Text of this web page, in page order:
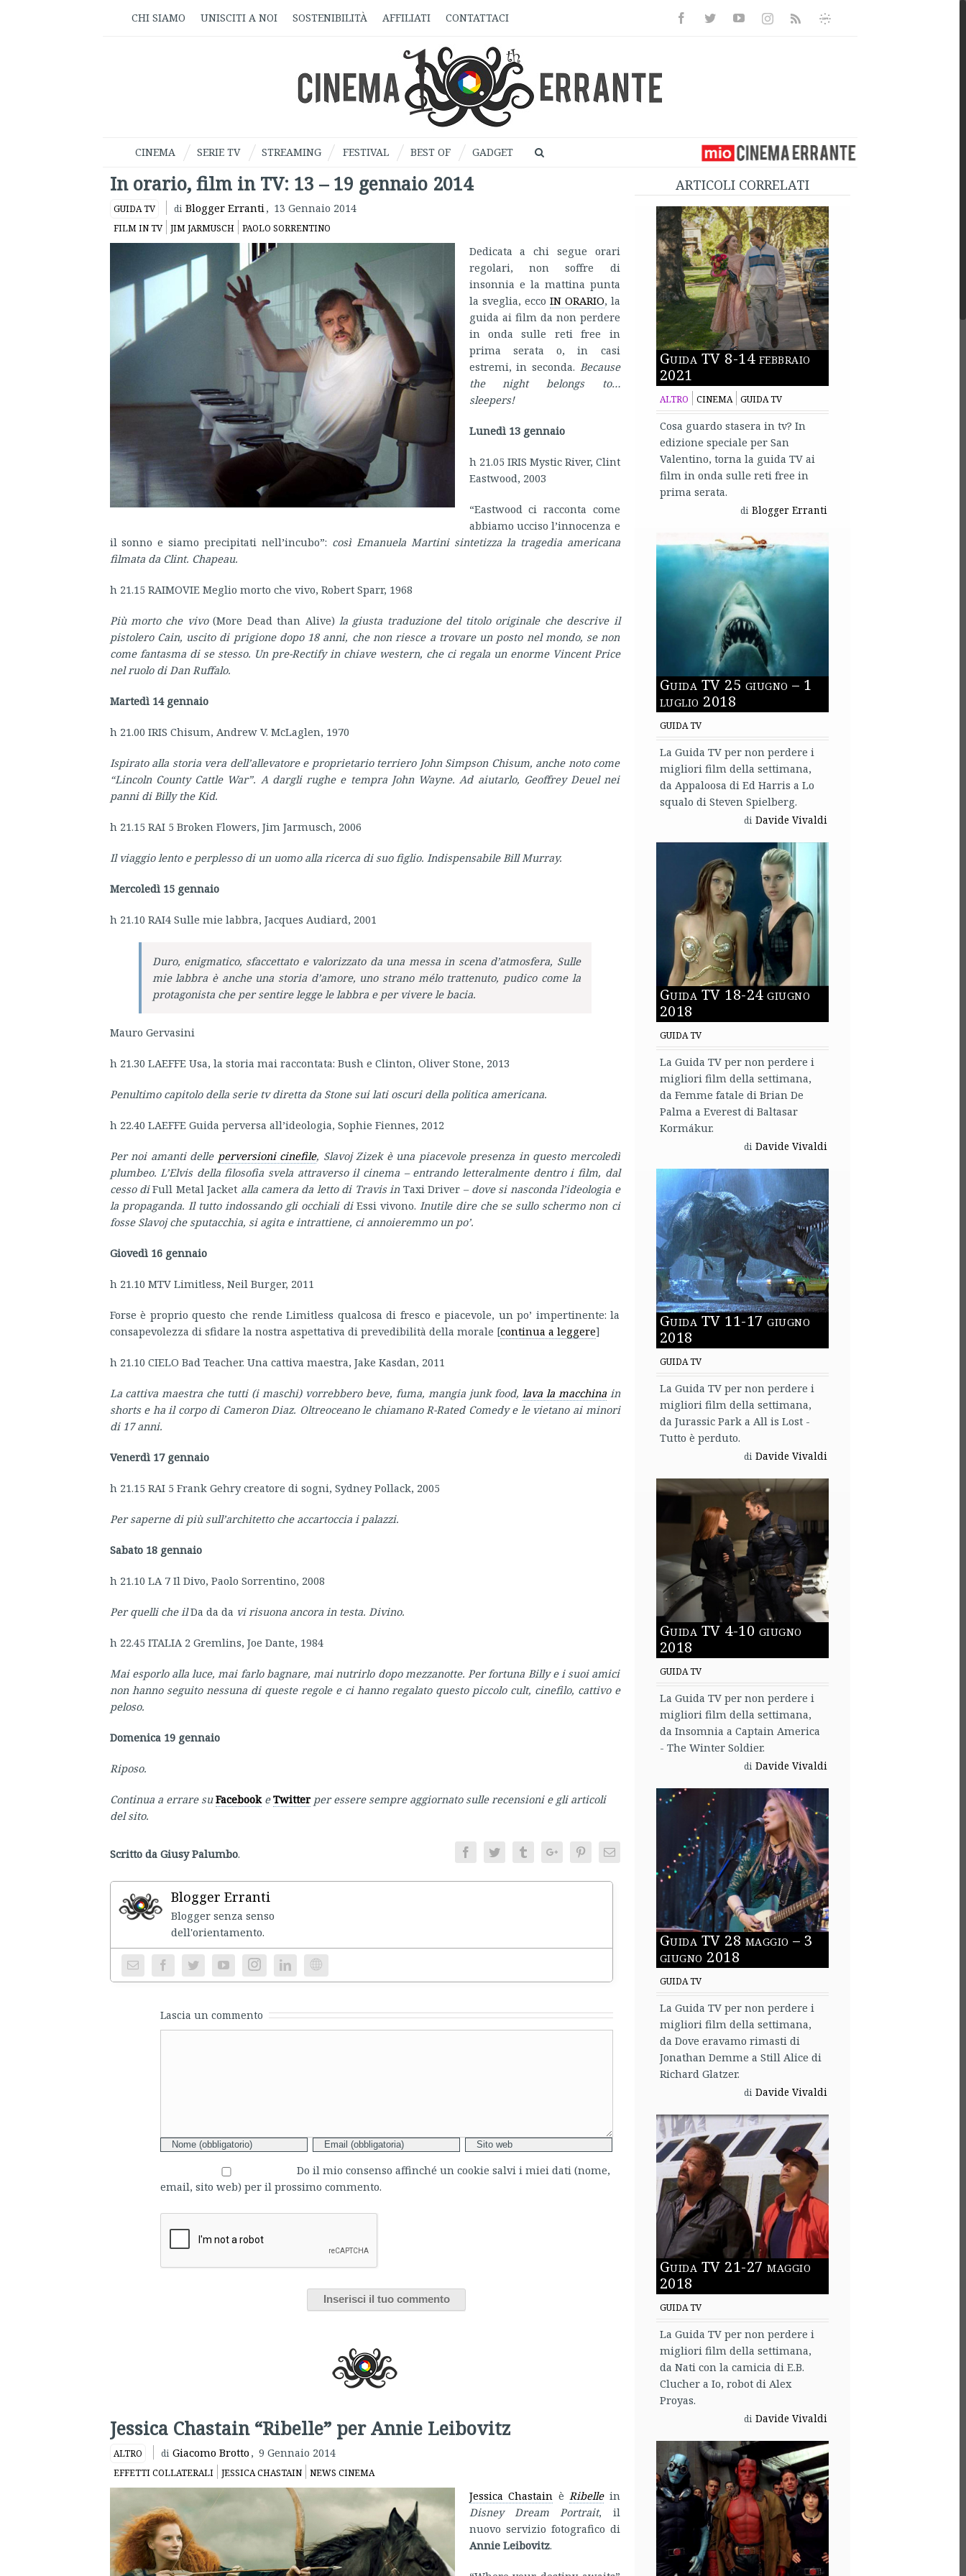
CHI SIAMO UNISCITI A NOI SOSTENIBILITÀ AFFILIATI CONTATTACI FacebookTwitterYoutubeInstagramRss
Informativa
CINEMA SERIE TV STREAMING FESTIVAL BEST OF GADGET
In orario, film in TV: 13 – 19 gennaio 2014
GUIDA TV di Blogger Erranti, 13 Gennaio 2014
FILM IN TV JIM JARMUSCH PAOLO SORRENTINO
Dedicata a chi segue orari
regolari, non soffre di
insonnia e la mattina punta
la sveglia, ecco IN ORARIO, la
guida ai film da non perdere
in onda sulle reti free in
prima serata o, in casi
estremi, in seconda. Because
the night belongs to…
sleepers!
Lunedì 13 gennaio
h 21.05 IRIS Mystic River, Clint
Eastwood, 2003
“Eastwood ci racconta come
abbiamo ucciso l’innocenza e
il sonno e siamo precipitati nell’incubo”: così Emanuela Martini sintetizza la tragedia americana
filmata da Clint. Chapeau.
h 21.15 RAIMOVIE Meglio morto che vivo, Robert Sparr, 1968
Più morto che vivo(More Dead than Alive) la giusta traduzione del titolo originale che descrive il
pistolero Cain, uscito di prigione dopo 18 anni, che non riesce a trovare un posto nel mondo, se non
come fantasma di se stesso. Un pre-Rectify in chiave western, che ci regala un enorme Vincent Price
nel ruolo di Dan Ruffalo.
Martedì 14 gennaio
h 21.00 IRIS Chisum, Andrew V. McLaglen, 1970
Ispirato alla storia vera dell’allevatore e proprietario terriero John Simpson Chisum, anche noto come
“Lincoln County Cattle War”. A dargli rughe e tempra John Wayne. Ad aiutarlo, Geoffrey Deuel nei
panni di Billy the Kid.
h 21.15 RAI 5 Broken Flowers, Jim Jarmusch, 2006
Il viaggio lento e perplesso di un uomo alla ricerca di suo figlio. Indispensabile Bill Murray.
Mercoledì 15 gennaio
h 21.10 RAI4 Sulle mie labbra, Jacques Audiard, 2001
Duro, enigmatico, sfaccettato e valorizzato da una messa in scena d’atmosfera, Sulle
mie labbra è anche una storia d’amore, uno strano mélo trattenuto, pudico come la
protagonista che per sentire legge le labbra e per vivere le bacia.
Mauro Gervasini
h 21.30 LAEFFE Usa, la storia mai raccontata: Bush e Clinton, Oliver Stone, 2013
Penultimo capitolo della serie tv diretta da Stone sui lati oscuri della politica americana.
h 22.40 LAEFFE Guida perversa all’ideologia, Sophie Fiennes, 2012
Per noi amanti delle perversioni cinefile, Slavoj Zizek è una piacevole presenza in questo mercoledì
plumbeo. L’Elvis della filosofia svela attraverso il cinema – entrando letteralmente dentro i film, dal
cesso diFull Metal Jacket alla camera da letto di Travis inTaxi Driver – dove si nasconda l’ideologia e
la propaganda. Il tutto indossando gli occhiali diEssi vivono. Inutile dire che se sullo schermo non ci
fosse Slavoj che sputacchia, si agita e intrattiene, ci annoieremmo un po’.
Giovedì 16 gennaio
h 21.10 MTV Limitless, Neil Burger, 2011
Forse è proprio questo che rende Limitless qualcosa di fresco e piacevole, un po’ impertinente: la
consapevolezza di sfidare la nostra aspettativa di prevedibilità della morale [continua a leggere]
h 21.10 CIELO Bad Teacher. Una cattiva maestra, Jake Kasdan, 2011
La cattiva maestra che tutti (i maschi) vorrebbero beve, fuma, mangia junk food, lava la macchinain
shorts e ha il corpo di Cameron Diaz. Oltreoceano le chiamano R-Rated Comedy e le vietano ai minori
di 17 anni.
Venerdì 17 gennaio
h 21.15 RAI 5 Frank Gehry creatore di sogni, Sydney Pollack, 2005
Per saperne di più sull’architetto che accartoccia i palazzi.
Sabato 18 gennaio
h 21.10 LA 7 Il Divo, Paolo Sorrentino, 2008
Per quelli che ilDa da da vi risuona ancora in testa. Divino.
h 22.45 ITALIA 2 Gremlins, Joe Dante, 1984
Mai esporlo alla luce, mai farlo bagnare, mai nutrirlo dopo mezzanotte. Per fortuna Billy e i suoi amici
non hanno seguito nessuna di queste regole e ci hanno regalato questo piccolo cult, cinefilo, cattivo e
peloso.
Domenica 19 gennaio
Riposo.
Continua a errare suFacebookeTwitter per essere sempre aggiornato sulle recensioni e gli articoli
del sito.
Scritto da Giusy Palumbo. FacebookTwitter TumblrGoogle+PinterestEmail
Blogger Erranti
Blogger senza senso
dell'orientamento.
Instagram Website
Lascia un commento
Do il mio consenso affinché un cookie salvi i miei dati (nome,
email, sito web) per il prossimo commento.
Jessica Chastain “Ribelle” per Annie Leibovitz
ALTRO di Giacomo Brotto , 9 Gennaio 2014
EFFETTI COLLATERALI JESSICA CHASTAIN NEWS CINEMA
Jessica Chastain è Ribellein
Disney Dream Portrait, il
nuovo servizio fotografico di
Annie Leibovitz.
ARTICOLI CORRELATI
Guida TV 8-14 febbraio
2021
ALTRO CINEMA GUIDA TV
Cosa guardo stasera in tv? In
edizione speciale per San
Valentino, torna la guida TV ai
film in onda sulle reti free in
prima serata.
di Blogger Erranti
Guida TV 25 giugno – 1
luglio 2018
GUIDA TV
La Guida TV per non perdere i
migliori film della settimana,
da Appaloosa di Ed Harris a Lo
squalo di Steven Spielberg.
di Davide Vivaldi
Guida TV 18-24 giugno
2018
GUIDA TV
La Guida TV per non perdere i
migliori film della settimana,
da Femme fatale di Brian De
Palma a Everest di Baltasar
Kormákur.
di Davide Vivaldi
Guida TV 11-17 giugno
2018
GUIDA TV
La Guida TV per non perdere i
migliori film della settimana,
da Jurassic Park a All is Lost -
Tutto è perduto.
di Davide Vivaldi
Guida TV 4-10 giugno
2018
GUIDA TV
La Guida TV per non perdere i
migliori film della settimana,
da Insomnia a Captain America
- The Winter Soldier.
di Davide Vivaldi
Guida TV 28 maggio – 3
giugno 2018
GUIDA TV
La Guida TV per non perdere i
migliori film della settimana,
da Dove eravamo rimasti di
Jonathan Demme a Still Alice di
Richard Glatzer.
di Davide Vivaldi
Guida TV 21-27 maggio
2018
GUIDA TV
La Guida TV per non perdere i
migliori film della settimana,
da Nati con la camicia di E.B.
Clucher a Io, robot di Alex
Proyas.
di Davide Vivaldi